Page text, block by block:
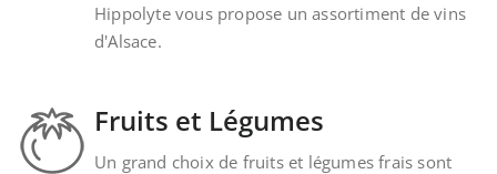
Hippolyte vous propose un assortiment de vins
d'Alsace.
Fruits et Légumes
Un grand choix de fruits et légumes frais sont